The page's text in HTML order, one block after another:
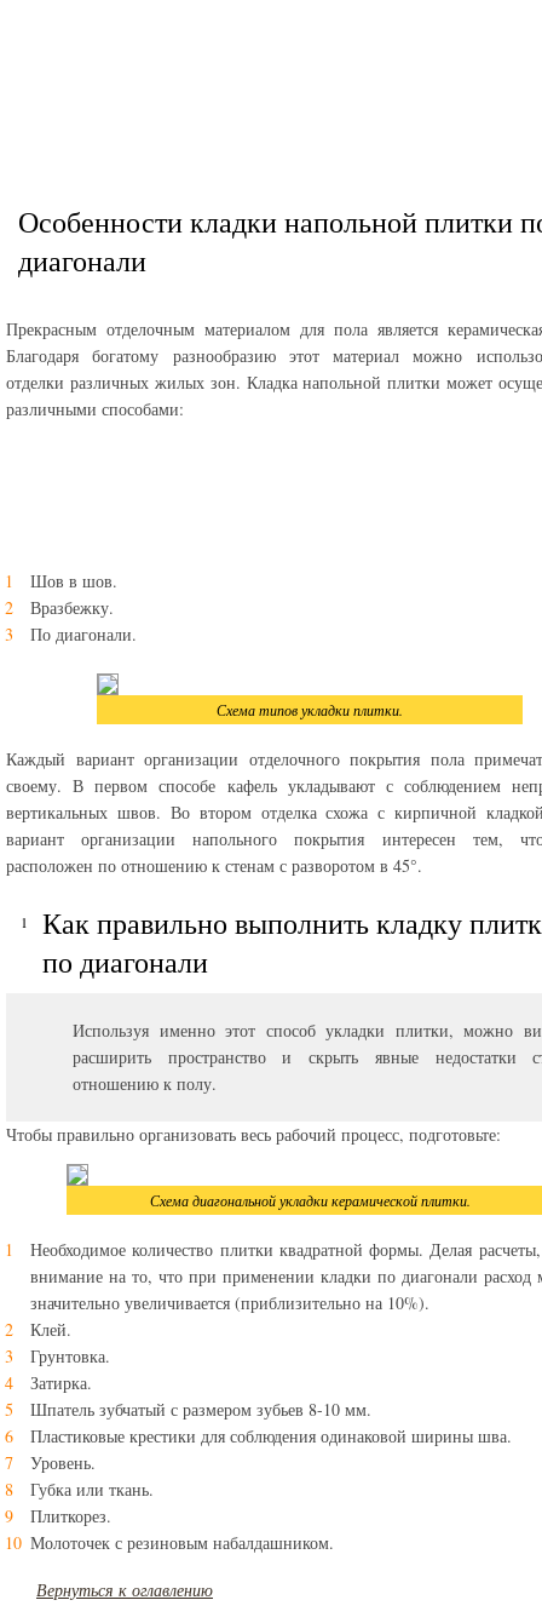
Особенности кладки напольной плитки
диагонали
Прекрасным отделочным материалом для пола является
Благодаря богатому разнообразию этот материал можно
отделки различных жилых зон. Кладка напольной плитки может
различными способами:
Шов в шов.
Вразбежку.
По диагонали.
Схема типов укладки плитки.
Каждый вариант организации отделочного покрытия пола
своему. В первом способе кафель укладывают с соблюдением
вертикальных швов. Во втором отделка схожа с кирпичной
вариант организации напольного покрытия интересен тем,
расположен по отношению к стенам с разворотом в 45°.
Как правильно выполнить кладку
по диагонали
Используя именно этот способ укладки плитки, можно
расширить пространство и скрыть явные недостатки
отношению к полу.
Чтобы правильно организовать весь рабочий процесс, подготовьте:
Схема диагональной укладки керамической плитки.
Необходимое количество плитки квадратной формы. Делая расчеты,
внимание на то, что при применении кладки по диагонали расход
значительно увеличивается (приблизительно на 10%).
Клей.
Грунтовка.
Затирка.
Шпатель зубчатый с размером зубьев 8-10 мм.
Пластиковые крестики для соблюдения одинаковой ширины шва.
Уровень.
Губка или ткань.
Плиткорез.
Молоточек с резиновым набалдашником.
Вернуться к оглавлению